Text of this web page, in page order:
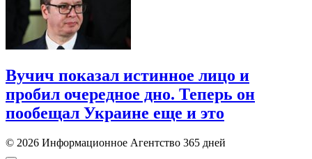
Вучич показал истинное лицо и
пробил очередное дно. Теперь он
пообещал Украине еще и это
© 2026 Информационное Агентство 365 дней